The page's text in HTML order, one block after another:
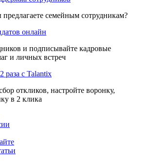
семейным сотрудникам?
онлайн
и подписывайте кадровые
и личных встреч
раза с Talantix
откликов, настройте воронку,
в 2 клика